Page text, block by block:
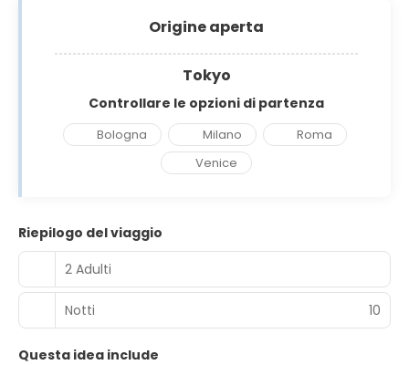
Origine aperta
Tokyo
Controllare le opzioni di partenza
Bologna Milano
Roma
Venice
Riepilogo del viaggio
2 Adulti
Notti 10
Questa idea include